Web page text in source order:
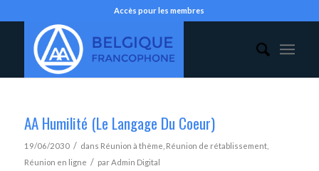
Accès pour les membres
AA Humilité (Le Langage Du Coeur)
19/06/2030 / dans Réunion à thème Réunion de rétablissement,
Réunion en ligne / parAdmin Digital